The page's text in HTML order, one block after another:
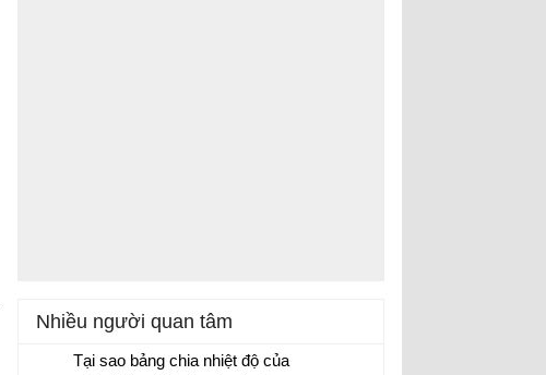
Nhiều người quan tâm
Tại sao bảng chia nhiệt độ của